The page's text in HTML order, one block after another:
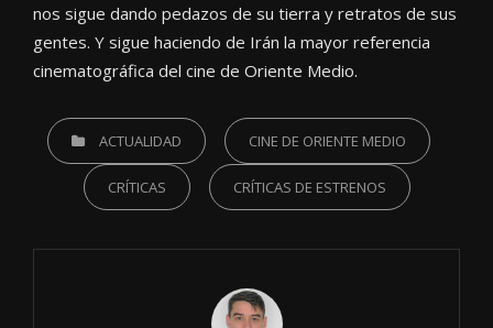
nos sigue dando pedazos de su tierra y retratos de sus
gentes. Y sigue haciendo de Irán la mayor referencia
cinematográfica del cine de Oriente Medio.
CATEGORIESACTUALIDAD CINE DE ORIENTE MEDIO
CRÍTICAS CRÍTICAS DE ESTRENOS